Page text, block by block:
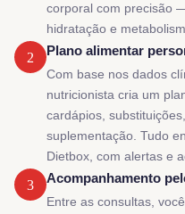
corporal com precisão
hidratação e
2 Plano alimentar
Com base nos dados
nutricionista cria um
cardápios,
suplementação. Tudo
Dietbox, com alertas e
3 Acompanhamento
Entre as consultas,